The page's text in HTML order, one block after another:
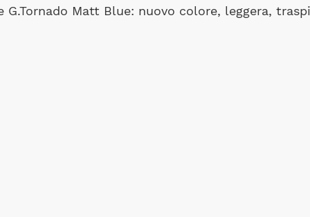
G.Tornado Matt Blue: nuovo colore, leggera,